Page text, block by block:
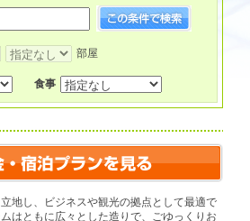
部屋
食事
地し、ビジネスや観光の拠点として最適で
はともに広々とした造りで、ごゆっくりお